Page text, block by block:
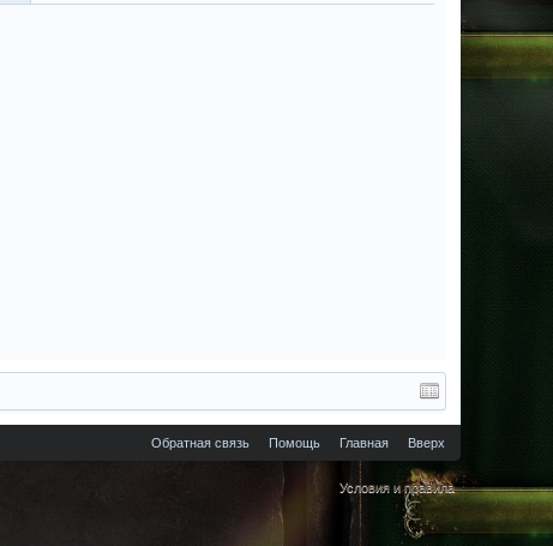
Обратная связь Помощь Главная Вверх
Условия и правила